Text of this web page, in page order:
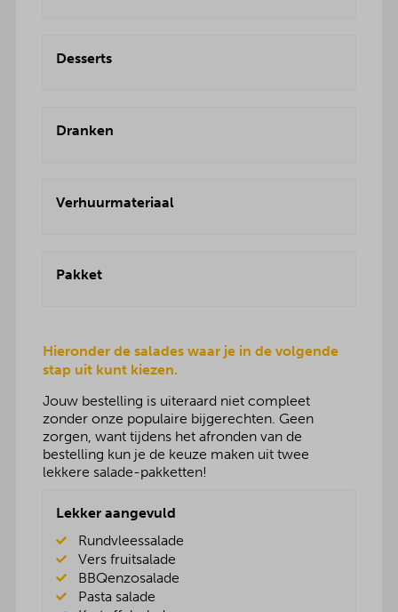
Desserts
Dranken
Verhuurmateriaal
Pakket
Hieronder de salades waar je in de volgende
stap uit kunt kiezen.
Jouw bestelling is uiteraard niet compleet
zonder onze populaire bijgerechten. Geen
zorgen, want tijdens het afronden van de
bestelling kun je de keuze maken uit twee
lekkere salade-pakketten!
Lekker aangevuld
Rundvleessalade
Vers fruitsalade
BBQenzosalade
Pasta salade